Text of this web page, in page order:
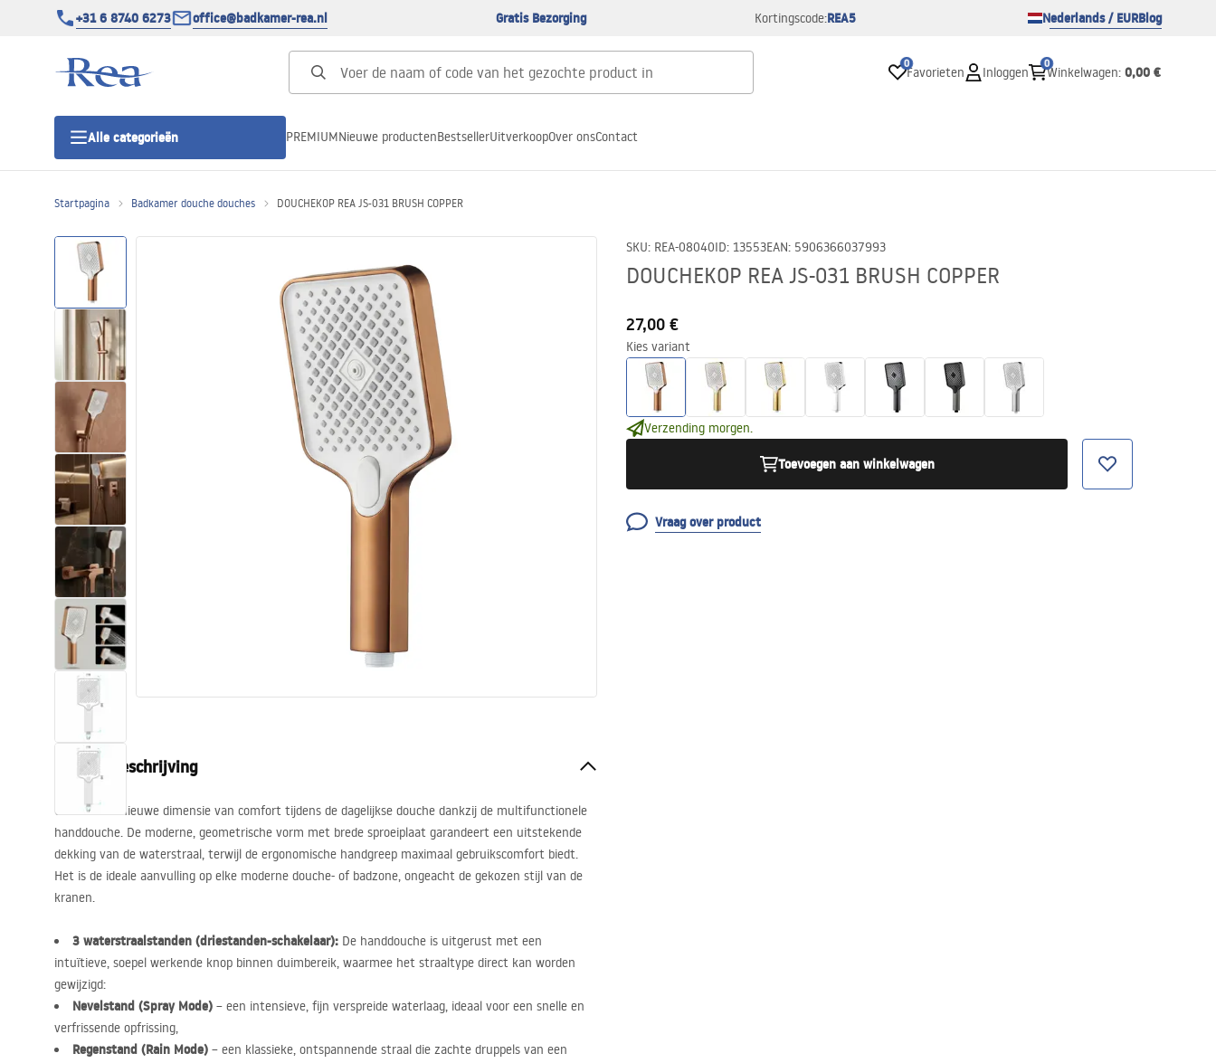
+31 6 8740 6273 office@badkamer-rea.nl Gratis Bezorging Kortingscode:REA5 Nederlands / EURBlog
0
Favorieten Inloggen
0
Winkelwagen: 0,00 €
Alle categorieën
Douchebakken
Lineaire Douchegoten
Wastafels
Baden en badwanden
Kranen
Douches
PREMIUMNieuwe productenBestsellerUitverkoopOver onsContact
Startpagina Badkamer douche douches DOUCHEKOP REA JS-031 BRUSH COPPER
SKU: REA-08040ID: 13553EAN: 5906366037993
DOUCHEKOP REA JS-031 BRUSH COPPER
27,00 €
Kies variant
Verzending morgen.
Toevoegen aan winkelwagen
Vraag over product
Productbeschrijving
Ontdek een nieuwe dimensie van comfort tijdens de dagelijkse douche dankzij de multifunctionele
handdouche. De moderne, geometrische vorm met brede sproeiplaat garandeert een uitstekende
dekking van de waterstraal, terwijl de ergonomische handgreep maximaal gebruikscomfort biedt.
Het is de ideale aanvulling op elke moderne douche- of badzone, ongeacht de gekozen stijl van de
kranen.
3 waterstraalstanden (driestanden-schakelaar): De handdouche is uitgerust met een
intuïtieve, soepel werkende knop binnen duimbereik, waarmee het straaltype direct kan worden
gewijzigd:
Nevelstand (Spray Mode) – een intensieve, fijn verspreide waterlaag, ideaal voor een snelle en
verfrissende opfrissing,
Regenstand (Rain Mode) – een klassieke, ontspannende straal die zachte druppels van een